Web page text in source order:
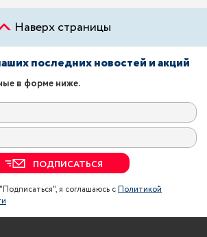
Наверх страницы
последних новостей и акций
в форме ниже.
ПОДПИСАТЬСЯ
я соглашаюсь сПолитикой